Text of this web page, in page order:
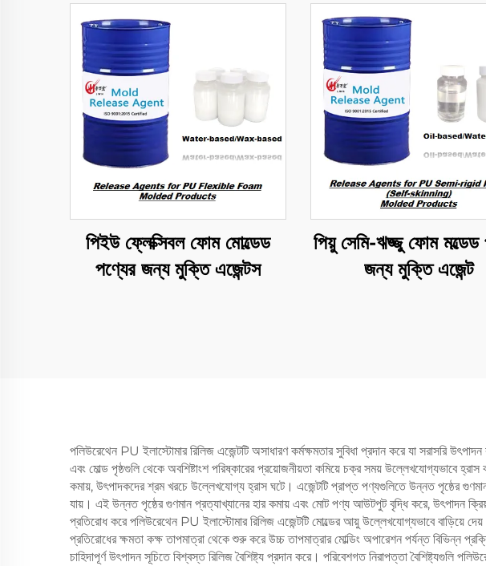
পিইউ ফ্লেক্সিবল ফোম মোল্ডেড
পণ্যের জন্য মুক্তি এজেন্টস
পিয়ু সেমি-ঋজ্জু ফোম মল্ডেড
জন্য মুক্তি এজেন্ট
পলিউরেথেন PU ইলাস্টোমার রিলিজ এজেন্টটি অসাধারণ কর্মক্ষমতার সুবিধা প্রদান করে যা সরাসরি
এবং মোল্ড পৃষ্ঠগুলি থেকে অবশিষ্টাংশ পরিষ্কারের প্রয়োজনীয়তা কমিয়ে চক্র সময় উল্লেখযোগ্যভাবে
কমায়, উৎপাদকদের শ্রম খরচে উল্লেখযোগ্য হ্রাস ঘটে। এজেন্টটি প্রাপ্ত পণ্যগুলিতে উন্নত পৃষ্ঠের
যায়। এই উন্নত পৃষ্ঠের গুণমান প্রত্যাখ্যানের হার কমায় এবং মোট পণ্য আউটপুট বৃদ্ধি করে, উৎপাদন
প্রতিরোধ করে পলিউরেথেন PU ইলাস্টোমার রিলিজ এজেন্টটি মোল্ডের আয়ু উল্লেখযোগ্যভাবে বাড়িয়ে
প্রতিরোধের ক্ষমতা কক্ষ তাপমাত্রা থেকে শুরু করে উচ্চ তাপমাত্রার মোল্ডিং অপারেশন পর্যন্ত বিভিন্ন
চাহিদাপূর্ণ উৎপাদন সূচিতে বিশ্বস্ত রিলিজ বৈশিষ্ট্য প্রদান করে। পরিবেশগত নিরাপত্তা বৈশিষ্ট্যগুলি